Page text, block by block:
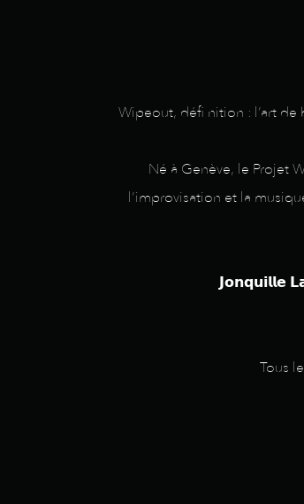
Wipeout, défi nition : l’art
Né à Genève, le Projet
l’improvisation et la
𝗝𝗼𝗻𝗾𝘂𝗶𝗹𝗹𝗲
Tous